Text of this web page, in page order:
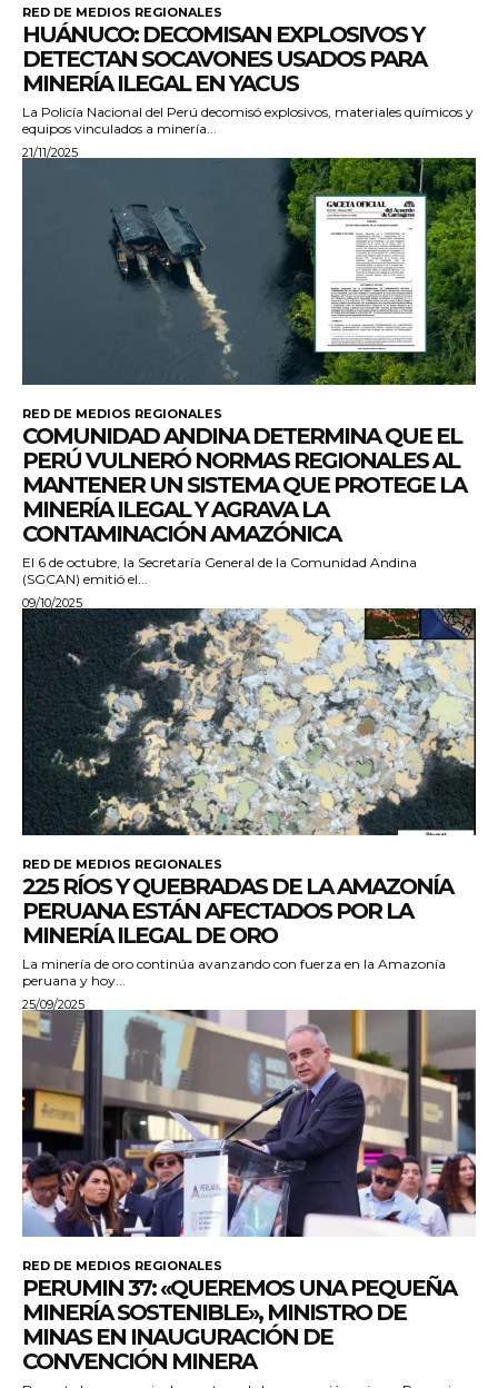
RED DE MEDIOS REGIONALES
HUÁNUCO: DECOMISAN EXPLOSIVOS Y
DETECTAN SOCAVONES USADOS PARA
MINERÍA ILEGAL EN YACUS
La Policía Nacional del Perú decomisó explosivos, materiales químicos y
equipos vinculados a minería...
21/11/2025
RED DE MEDIOS REGIONALES
COMUNIDAD ANDINA DETERMINA QUE EL
PERÚ VULNERÓ NORMAS REGIONALES AL
MANTENER UN SISTEMA QUE PROTEGE LA
MINERÍA ILEGAL Y AGRAVA LA
CONTAMINACIÓN AMAZÓNICA
El 6 de octubre, la Secretaría General de la Comunidad Andina
(SGCAN) emitió el...
09/10/2025
RED DE MEDIOS REGIONALES
225 RÍOS Y QUEBRADAS DE LA AMAZONÍA
PERUANA ESTÁN AFECTADOS POR LA
MINERÍA ILEGAL DE ORO
La minería de oro continúa avanzando con fuerza en la Amazonía
peruana y hoy...
25/09/2025
RED DE MEDIOS REGIONALES
PERUMIN 37: «QUEREMOS UNA PEQUEÑA
MINERÍA SOSTENIBLE», MINISTRO DE
MINAS EN INAUGURACIÓN DE
CONVENCIÓN MINERA